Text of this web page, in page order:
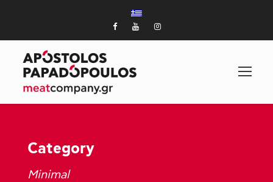
Category
Minimal